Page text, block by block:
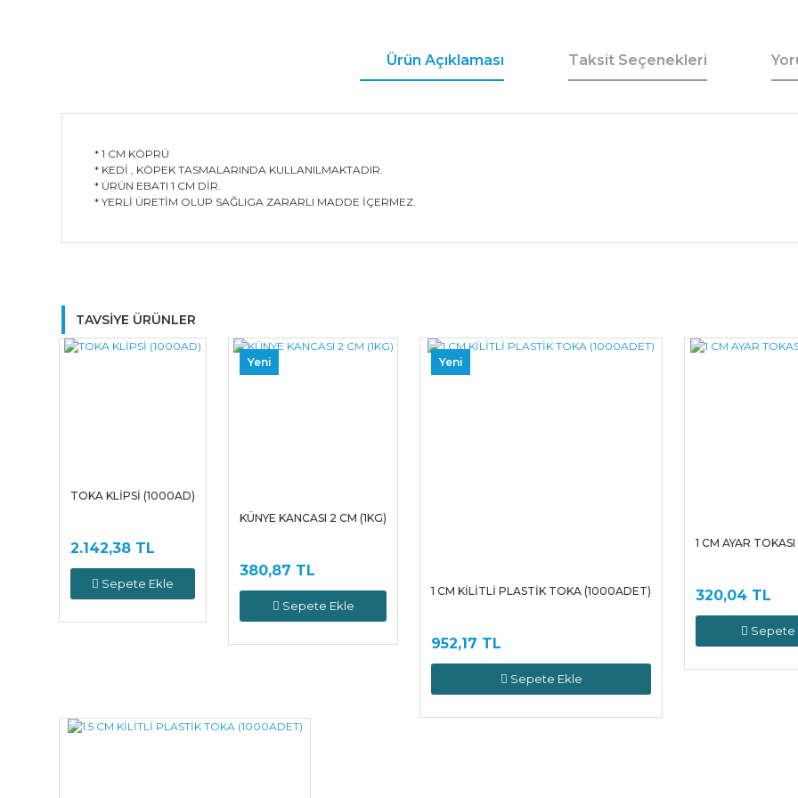
Ürün Açıklaması Taksit Seçenekleri
* 1 CM KÖPRÜ
* KEDİ , KÖPEK TASMALARINDA KULLANILMAKTADIR.
* ÜRÜN EBATI 1 CM DİR.
* YERLİ ÜRETİM OLUP SAĞLIGA ZARARLI MADDE İÇERMEZ.
TAVSİYE ÜRÜNLER
TOKA KLİPSİ (1000AD)
2.142,38 TL
Sepete Ekle
Yeni
KÜNYE KANCASI 2 CM (1KG)
380,87 TL
Sepete Ekle
Yeni
1 CM KİLİTLİ PLASTİK TOKA (1000ADET)
952,17 TL
Sepete Ekle
1 CM AYAR
320,04 TL
Sepete